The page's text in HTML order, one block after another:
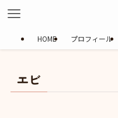
HOME プロフィール
エビ